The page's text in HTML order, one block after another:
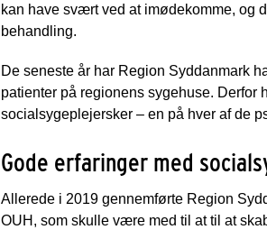
kan have svært ved at imødekomme, og
behandling.
De seneste år har Region Syddanmark
patienter på regionens sygehuse.
socialsygeplejersker – en på hver af de
Gode erfaringer med
Allerede i 2019 gennemførte Region
OUH, som skulle være med til at til at